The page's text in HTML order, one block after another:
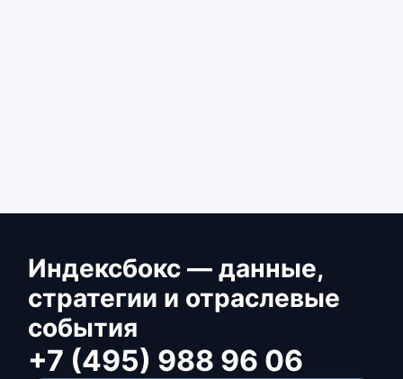
Индексбокс — данные,
стратегии и отраслевые
события
+7 (495) 988 96 06